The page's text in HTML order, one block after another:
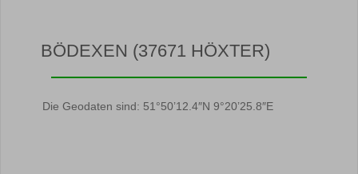
BÖDEXEN (37671 HÖXTER)
Die Geodaten sind: 51°50’12.4″N 9°20’25.8″E